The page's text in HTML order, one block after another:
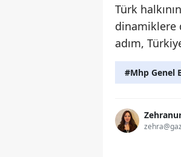
Türk
dinamiklere
adım,
#Mhp Genel